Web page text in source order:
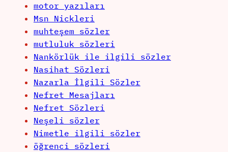
motor yazıları
Msn Nickleri
muhteşem sözler
mutluluk sözleri
Nankörlük ile ilgili sözler
Nasihat Sözleri
Nazarla İlgili Sözler
Nefret Mesajları
Nefret Sözleri
Neşeli sözler
Nimetle ilgili sözler
öğrenci sözleri